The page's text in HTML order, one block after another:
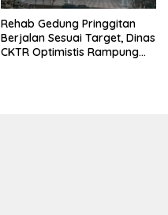
Rehab Gedung Pringgitan
Berjalan Sesuai Target, Dinas
CKTR Optimistis Rampung